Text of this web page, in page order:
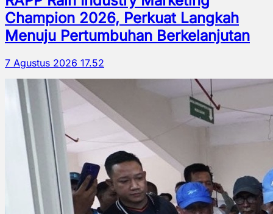
Champion 2026, Perkuat Langkah
Menuju Pertumbuhan Berkelanjutan
7 Agustus 2026 17.52